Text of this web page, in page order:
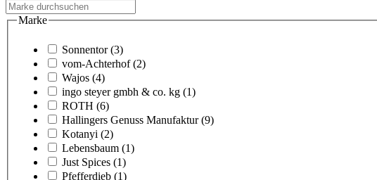
Marke
Sonnentor (3)
vom-Achterhof (2)
Wajos (4)
ingo steyer gmbh & co. kg (1)
ROTH (6)
Hallingers Genuss Manufaktur (9)
Kotanyi (2)
Lebensbaum (1)
Just Spices (1)
Pfefferdieb (1)